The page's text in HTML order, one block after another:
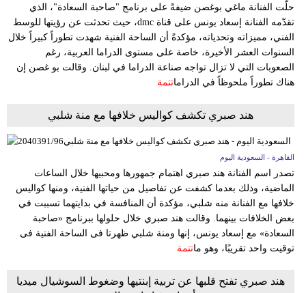
حلّت الفنانة ماغي بوغصن ضيفةً على برنامج "صاحبة السعادة"، الذي
تقدّمه الفنانة إسعاد يونس على قناة dmc، حيث تحدثت عن رؤيتها للوسط
الفني، مميزاته وتحدياته، مؤكدةً أن الساحة الفنية شهدت تطوراً كبيراً خلال
السنوات العشر الأخيرة، خاصة على مستوى الدراما العربية، رغم
الصعوبات التي لا تزال تواجه صناعة الدراما في لبنان. وقالت بو غصن إن
هناك تطوراً ملحوظاً في الدراماتتمة
هند صبري تكشف كواليس خلافها مع منة شلبي
القاهرة - السعودية اليوم
تصدر اسم الفنانة هند صبري اهتمام جمهورها ومحبيها خلال الساعات
الماضية، وذلك بعدما كشفت عن تفاصيل من حياتها الفنية، ومنها كواليس
خلافها مع الفنانة منه شلبي، مؤكدة أن المنافسة في بدايتهما تسببت في
بعض الخلافات بينهما. وقالت هند صبري خلال حلولها ببرنامج «صاحبة
السعادة» مع إسعاد يونس، إنها ومنة شلبي ظهرتا فى الساحة الفنية فى
توقيت واحد تقريبًا، وهو ماتتمة
هند صبري تفتح قلبها عن تربية إبنتيها وضغوط السوشيال ميديا